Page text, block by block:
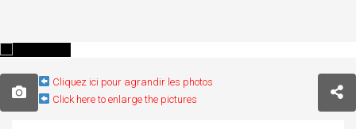
Cliquez ici pour agrandir les photos
Click here to enlarge the pictures